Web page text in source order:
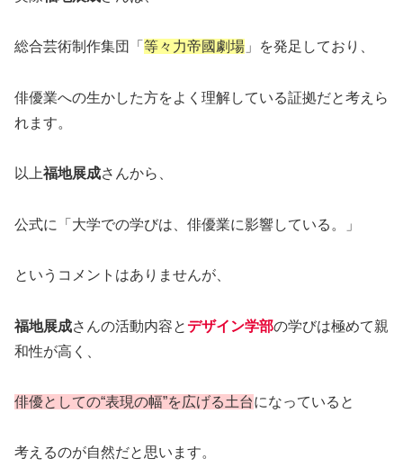
総合芸術制作集団「 等々力帝國劇場 」を発足しており、
俳優業への生かした方をよく理解している証拠だと考えら
れます。
以上福地展成さんから、
公式に「大学での学びは、俳優業に影響している。」
というコメントはありませんが、
福地展成さんの活動内容とデザイン学部の学びは極めて親
和性が高く、
俳優としての“表現の幅”を広げる土台になっていると
考えるのが自然だと思います。